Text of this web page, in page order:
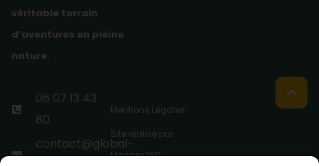
véritable terrain
d’aventures en pleine
nature.
06 07 13 43
80
contact@global-
Mentions Légales
Site réalisé par
Macom360